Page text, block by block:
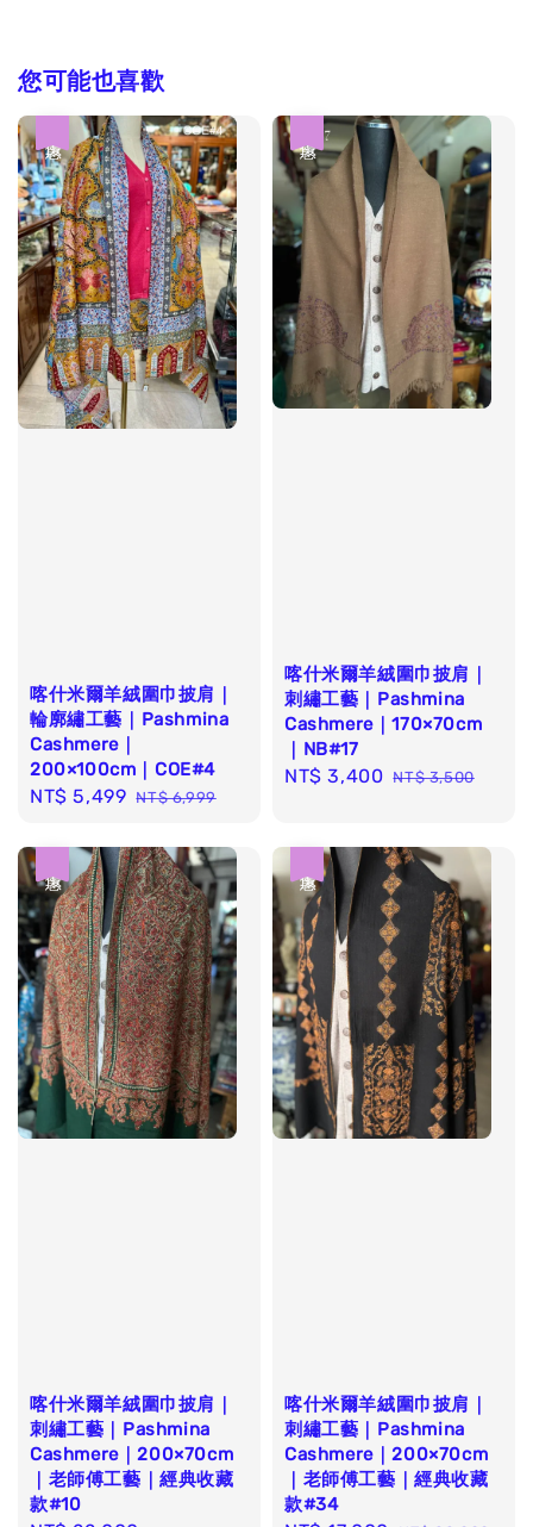
您可能也喜歡
喀什米爾羊絨圍巾披肩｜
輪廓繡工藝｜Pashmina
Cashmere｜
200×100cm｜COE#4
Sale
NT$ 5,499 Regular
NT$ 6,999
喀什米爾羊絨圍巾披肩｜
刺繡工藝｜Pashmina
Cashmere｜170×70cm
｜NB#17
Sale
NT$ 3,400 Regular
NT$ 3,500
喀什米爾羊絨圍巾披肩｜
刺繡工藝｜Pashmina
Cashmere｜200×70cm
｜老師傅工藝｜經典收藏
款#10
喀什米爾羊絨圍巾披肩｜
刺繡工藝｜Pashmina
Cashmere｜200×70cm
｜老師傅工藝｜經典收藏
款#34